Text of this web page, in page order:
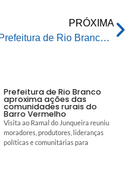
PRÓXIMA
Prefeitura de Rio Branco realiza limpeza da Arena Race, espaço de Esportes Radicais na capital
Prefeitura de Rio Branco
aproxima ações das
comunidades rurais do
Barro Vermelho
Visita ao Ramal do Junqueira reuniu
moradores, produtores, lideranças
políticas e comunitárias para